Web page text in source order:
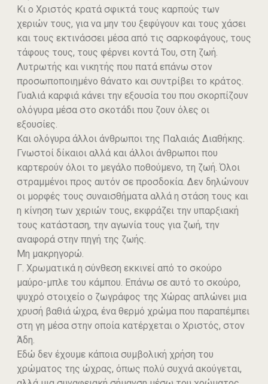
Κι ο Χριστός κρατά σφικτά τους καρπούς των
χεριών τους, για να μην του ξεφύγουν και τους χάσει
και τους εκτινάσσει μέσα από τις σαρκοφάγους, τους
τάφους τους, τους φέρνει κοντά Του, στη ζωή.
Λυτρωτής και νικητής που πατά επάνω στον
προσωποποιημένο θάνατο και συντρίβει το κράτος.
Γυαλιά καρφιά κάνει την εξουσία του που σκορπίζουν
ολόγυρα μέσα στο σκοτάδι που ζουν όλες οι
εξουσίες.
Και ολόγυρα άλλοι άνθρωποι της Παλαιάς Διαθήκης.
Γνωστοί δίκαιοι αλλά και άλλοι άνθρωποι που
καρτερούν όλοι το μεγάλο ποθούμενο, τη ζωή. Όλοι
στραμμένοι προς αυτόν σε προσδοκία. Δεν δηλώνουν
οι μορφές τους συναισθήματα αλλά η στάση τους και
η κίνηση των χεριών τους, εκφράζει την υπαρξιακή
τους κατάσταση, την αγωνία τους για ζωή, την
αναφορά στην πηγή της ζωής.
Μη μακρηγορώ.
Γ. Χρωματικά η σύνθεση εκκινεί από το σκούρο
μαύρο-μπλε του κάμπου. Επάνω σε αυτό το σκούρο,
ψυχρό στοιχείο ο ζωγράφος της Χώρας απλώνει μια
χρυσή βαθιά ώχρα, ένα θερμό χρώμα που παραπέμπει
στη γη μέσα στην οποία κατέρχεται ο Χριστός, στον
Άδη.
Εδώ δεν έχουμε κάποια συμβολική χρήση του
χρώματος της ώχρας, όπως πολύ συχνά ακούγεται,